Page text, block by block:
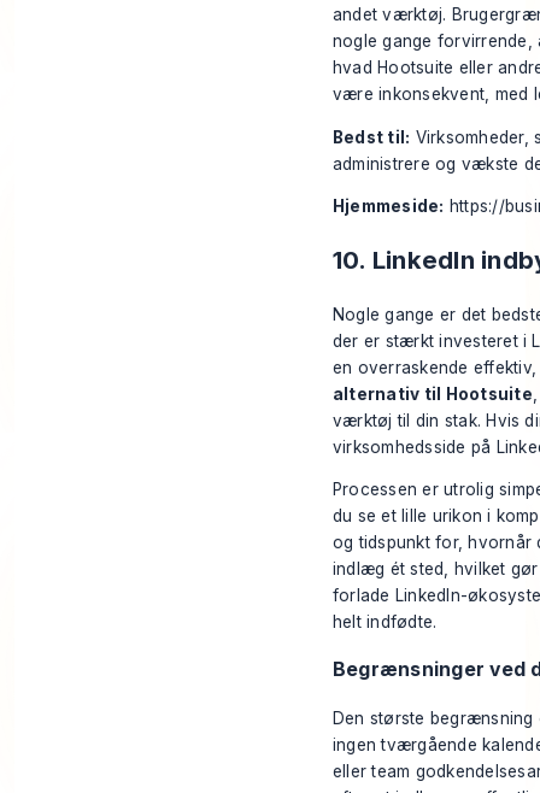
andet værktøj.
nogle gange forvirrende,
hvad Hootsuite eller
være inkonsekvent, med
Bedst til: Virksomheder,
administrere og vækste
Hjemmeside: https://
10. LinkedIn
Nogle gange er det
der er stærkt investeret i
en overraskende
alternativ til Hootsuite
værktøj til din stak. Hvis
virksomhedsside på
Processen er utrolig
du se et lille urikon i
og tidspunkt for, hvornår
indlæg ét sted, hvilket
forlade LinkedIn-
helt indfødte.
Begrænsninger ved
Den største
ingen tværgående
eller team